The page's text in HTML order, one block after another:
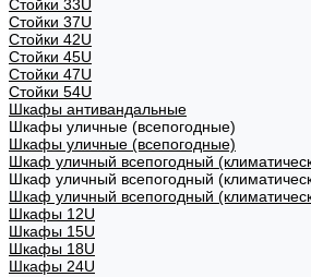
Стойки 33U
Стойки 37U
Стойки 42U
Стойки 45U
Стойки 47U
Стойки 54U
Шкафы антивандальные
Шкафы уличные (всепогодные)
Шкафы уличные (всепогодные)
Шкаф уличный всепогодный
Шкаф уличный всепогодный
Шкаф уличный всепогодный
Шкафы 12U
Шкафы 15U
Шкафы 18U
Шкафы 24U